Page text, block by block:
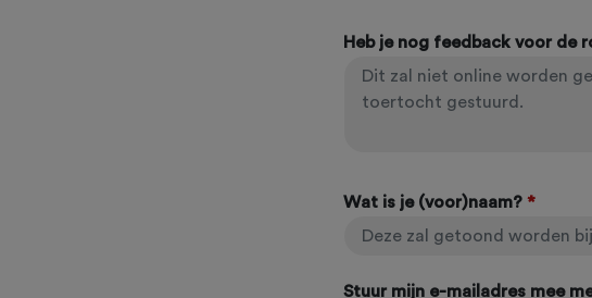
Heb je nog feedback voor de
Wat is je (voor)naam? *
Stuur mijn e-mailadres mee